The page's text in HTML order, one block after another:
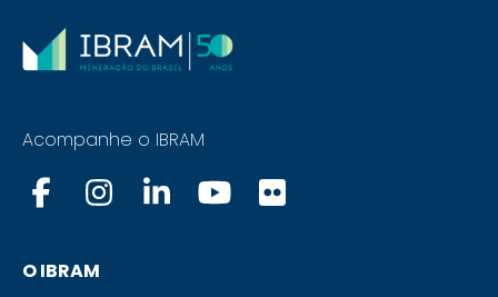
Acompanhe o IBRAM
O IBRAM